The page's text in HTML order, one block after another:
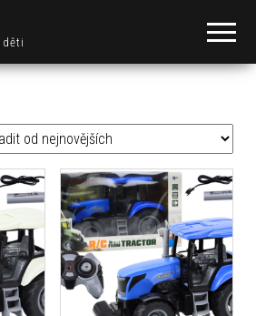
děti
od nejnovějších